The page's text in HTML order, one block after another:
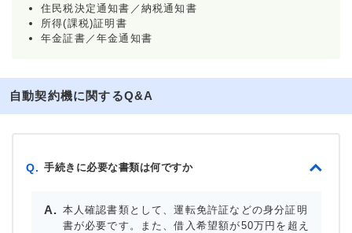
住民税決定通知書／納税通知書
所得(課税)証明書
年金証書／年金通知書
自動契約機に関するQ&A
Q. 手続きに必要な書類は何ですか
本人確認書類として、運転免許証などの身分証明
書が必要です。また、借入希望額が50万円を超え